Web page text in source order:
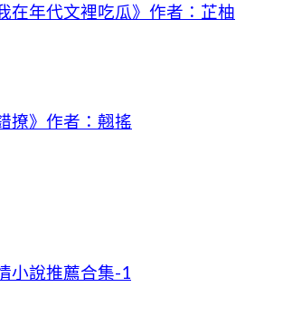
在年代文裡吃瓜》作者：芷柚
撩》作者：翹搖
小說推薦合集-1